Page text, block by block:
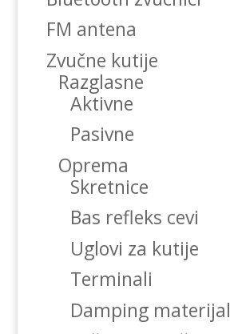
FM antena
Zvučne kutije
Razglasne
Aktivne
Pasivne
Oprema
Skretnice
Bas refleks cevi
Uglovi za kutije
Terminali
Damping materijal